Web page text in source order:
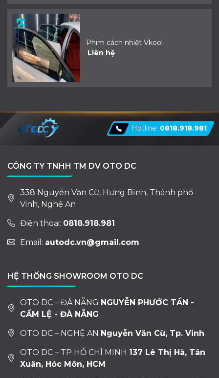
Phim cách nhiệt Vkool
Liên hệ
Hotline: 0818.918.981
CÔNG TY TNHH TM DV OTO DC
338 Nguyễn Văn Cừ, Hưng Bình, Thành phố
Vinh, Nghệ An
Điện thoại: 0818.918.981
Email: autodc.vn@gmail.com
HỆ THỐNG SHOWROOM OTO DC
OTO DC – ĐÀ NẴNG NGUYỄN PHƯỚC TẦN -
CẨM LỆ - ĐÀ NẴNG
OTO DC – NGHỆ AN Nguyễn Văn Cừ, Tp. Vinh
OTO DC – TP HỒ CHÍ MINH 137 Lê Thị Hà, Tân
Xuân, Hóc Môn, HCM